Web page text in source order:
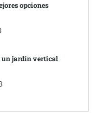
opciones
un jardín vertical